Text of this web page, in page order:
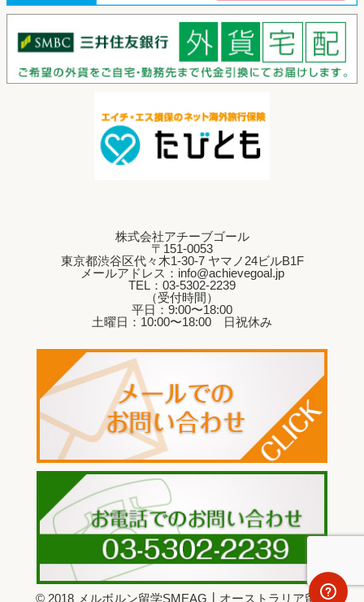
株式会社アチーブゴール
〒151-0053
東京都渋谷区代々木1-30-7 ヤマノ24ビルB1F
メールアドレス：info@achievegoal.jp
TEL：03‐5302‐2239
（受付時間）
平日：9:00〜18:00
土曜日：10:00〜18:00 日祝休み
© 2018メルボルン留学SMEAG┃オーストラリア留学